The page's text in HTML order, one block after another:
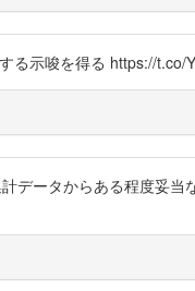
る示唆を得る https://t.co/
データからある程度妥当